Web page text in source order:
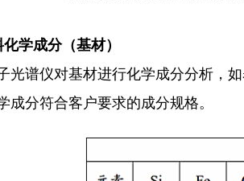
学成分（基材）
谱仪对基材进行化学成分分析，如
分符合客户要求的成分规格。